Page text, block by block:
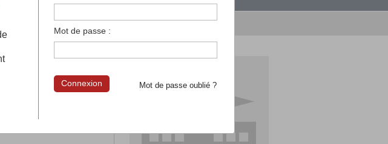
gratuitement dans votre recherche d'école
Mot de passe :
Mot de passe oublié ?
Connexion